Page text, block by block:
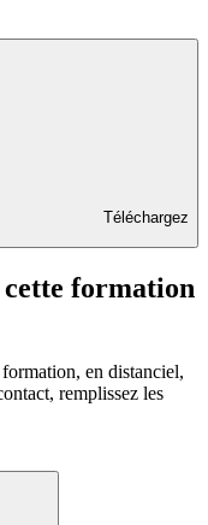
Téléchargez
formation
en distanciel,
remplissez les